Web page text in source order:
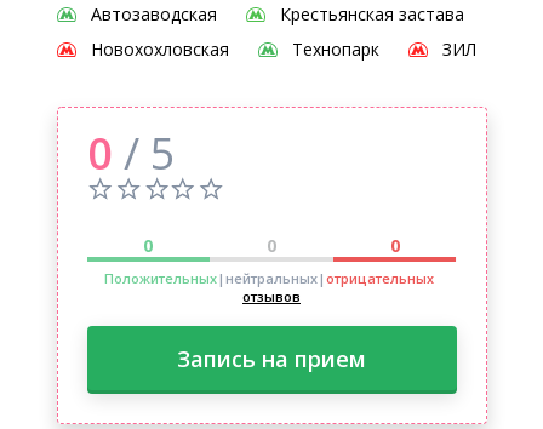
Автозаводская
Крестьянская застава
Новохохловская
Технопарк ЗИЛ
0 / 5
0 0 0
Положительных|нейтральных| отрицательных
отзывов
Запись на прием